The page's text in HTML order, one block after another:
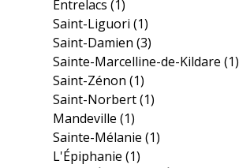
Entrelacs(1)
Saint-Liguori(1)
Saint-Damien(3)
Sainte-Marcelline-de-Kildare(1)
Saint-Zénon(1)
Saint-Norbert(1)
Mandeville(1)
Sainte-Mélanie(1)
L'Épiphanie(1)